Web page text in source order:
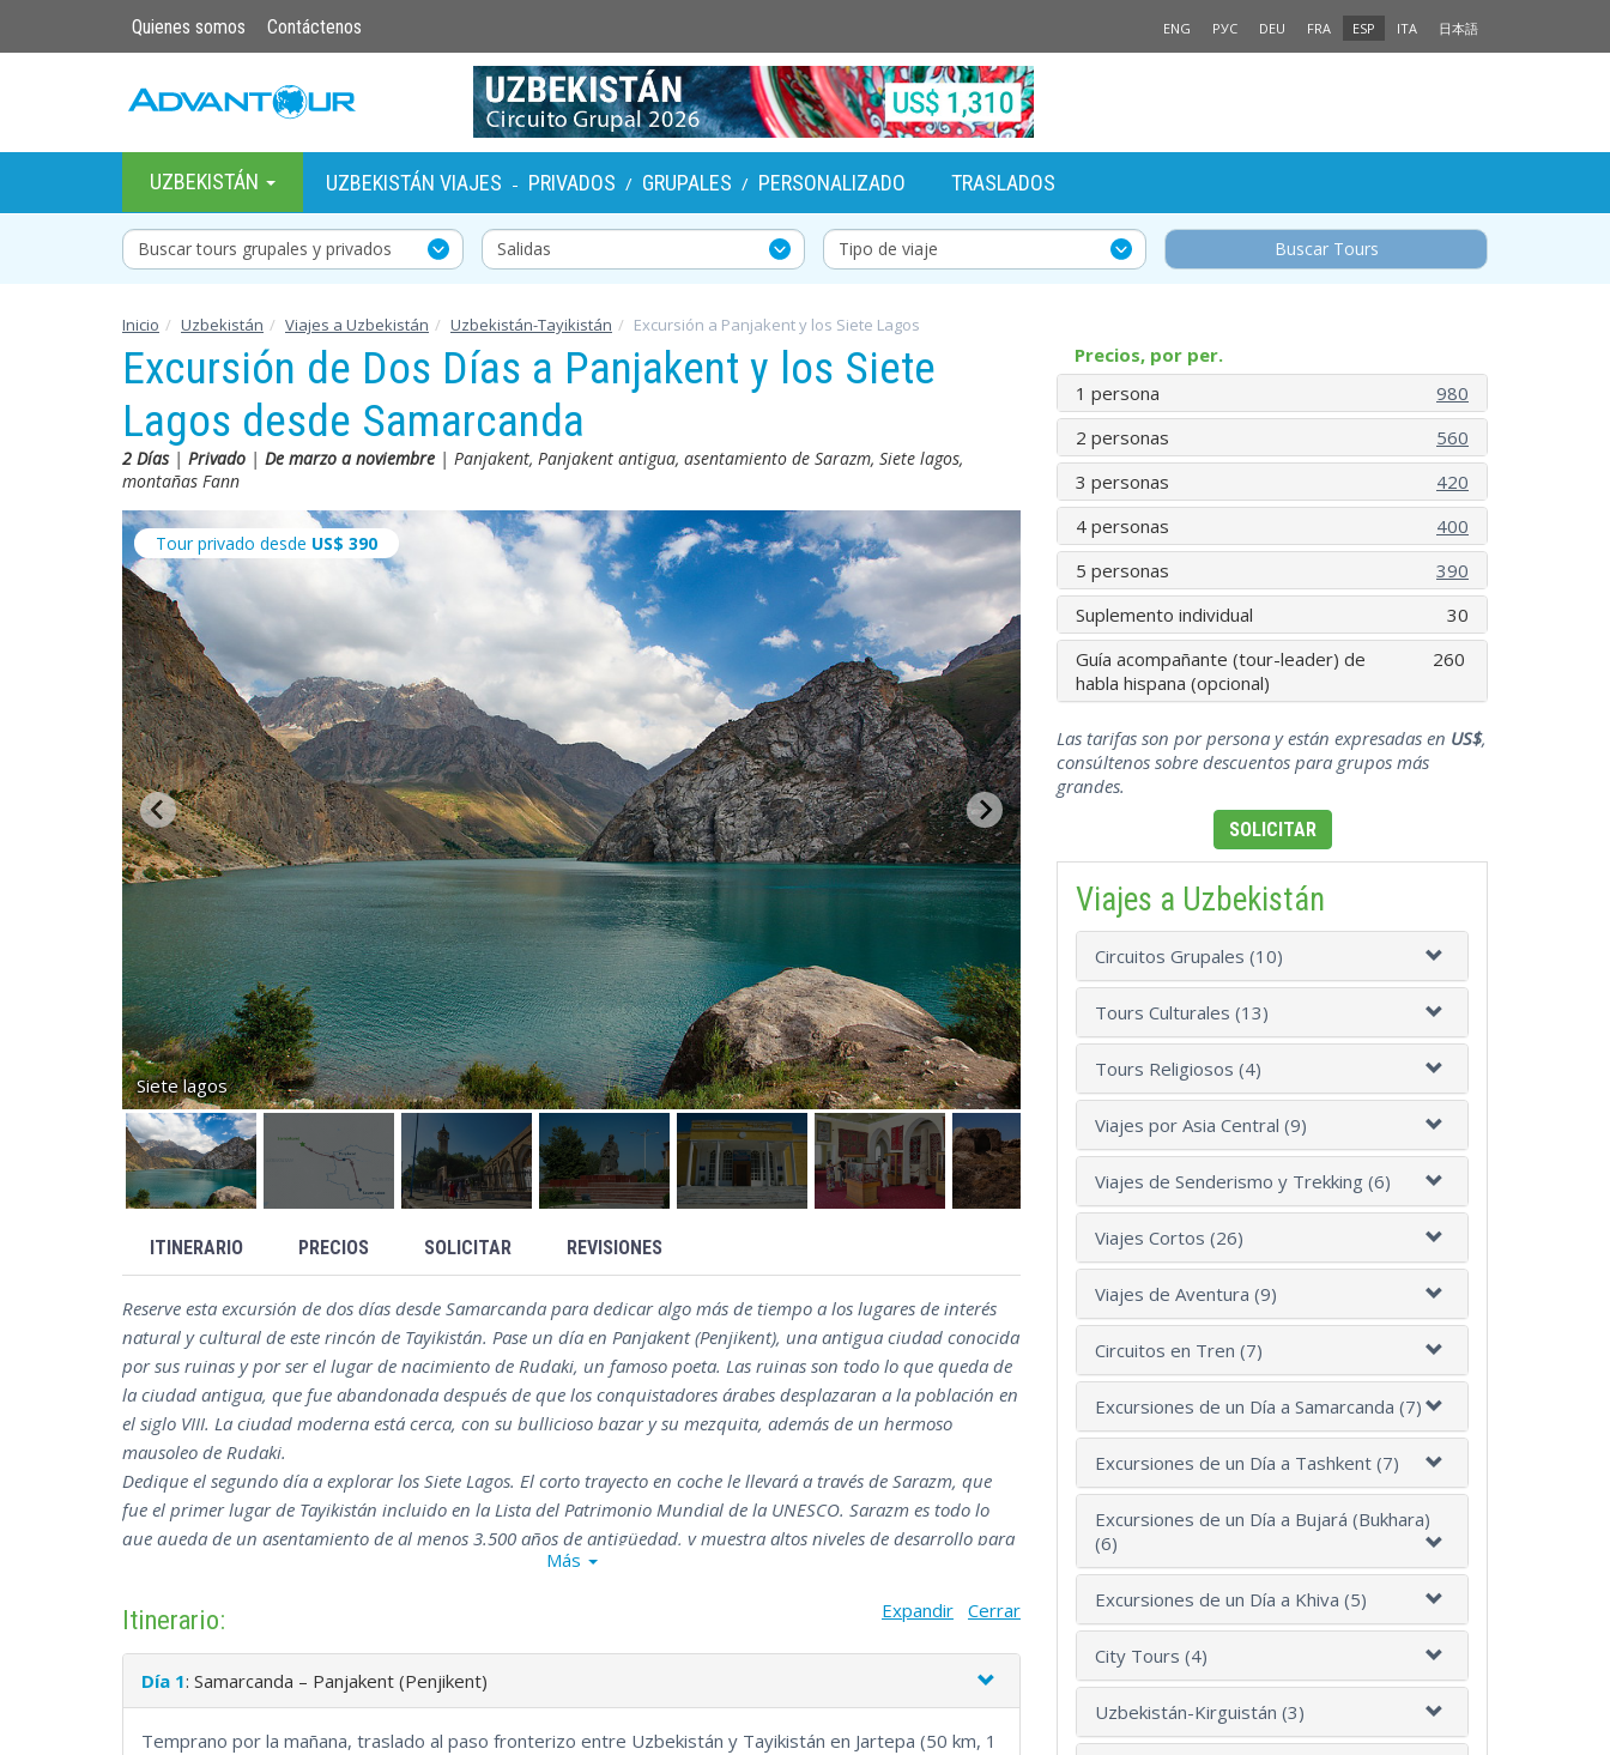
Quienes somos Contáctenos ENG РУС DEU FRA ESP ITA 日本語
UZBEKISTÁN UZBEKISTÁN VIAJES - PRIVADOS / GRUPALES / PERSONALIZADO TRASLADOS
Buscar tours grupales y privados Buscar Tours
Inicio Uzbekistán Viajes a Uzbekistán Uzbekistán-Tayikistán Excursión a Panjakent y los Siete Lagos
Excursión de Dos Días a Panjakent y los Siete
Lagos desde Samarcanda
2 Días| Privado | De marzo a noviembre | Panjakent, Panjakent antigua, asentamiento de Sarazm, Siete lagos,
montañas Fann
Tour privado desde US$ 390
Siete lagos
ITINERARIO PRECIOS SOLICITAR REVISIONES
Reserve esta excursión de dos días desde Samarcanda para dedicar algo más de tiempo a los lugares de interés
natural y cultural de este rincón de Tayikistán. Pase un día en Panjakent (Penjikent), una antigua ciudad conocida
por sus ruinas y por ser el lugar de nacimiento de Rudaki, un famoso poeta. Las ruinas son todo lo que queda de
la ciudad antigua, que fue abandonada después de que los conquistadores árabes desplazaran a la población en
el siglo VIII. La ciudad moderna está cerca, con su bullicioso bazar y su mezquita, además de un hermoso
mausoleo de Rudaki.
Dedique el segundo día a explorar los Siete Lagos. El corto trayecto en coche le llevará a través de Sarazm, que
fue el primer lugar de Tayikistán incluido en la Lista del Patrimonio Mundial de la UNESCO. Sarazm es todo lo
que queda de un asentamiento de al menos 3.500 años de antigüedad, y muestra altos niveles de desarrollo para
la época. Los Siete Lagos, un poco más alejados, están enclavados entre las montañas Fann. Cada lago tiene un
Para un viaje que abarque tanto los lugares de interés cultural como los naturales de Tayikistán, no busque más:
esta es la mejor excursión a Penjikent y los Siete Lagos desde Samarcanda.
Más
Itinerario: Expandir Cerrar
Día 1: Samarcanda – Panjakent (Penjikent)
Temprano por la mañana, traslado al paso fronterizo entre Uzbekistán y Tayikistán en Jartepa (50 km, 1
Precios, por per.
1 persona
980
2 personas
560
3 personas
420
4 personas
400
5 personas
390
Suplemento individual
30
Guía acompañante (tour-leader) de
habla hispana (opcional)
260
Las tarifas son por persona y están expresadas en US$,
consúltenos sobre descuentos para grupos más
grandes.
SOLICITAR
Viajes a Uzbekistán
Circuitos Grupales (10)
Tours Culturales (13)
Tours Religiosos (4)
Viajes por Asia Central (9)
Viajes de Senderismo y Trekking (6)
Viajes Cortos (26)
Viajes de Aventura (9)
Circuitos en Tren (7)
Excursiones de un Día a Samarcanda (7)
Excursiones de un Día a Tashkent (7)
Excursiones de un Día a Bujará (Bukhara)
(6)
Excursiones de un Día a Khiva (5)
City Tours (4)
Uzbekistán-Kirguistán (3)